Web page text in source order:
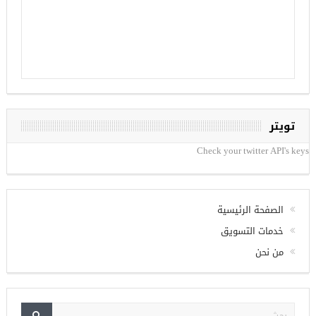
تويتر
Check your twitter API's keys
الصفحة الرئيسية
خدمات التسويق
من نحن